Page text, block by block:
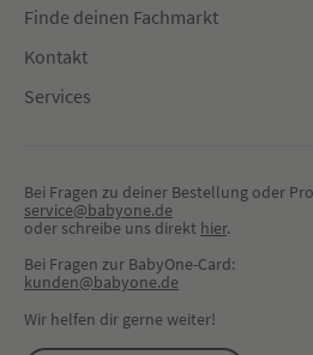
Finde deinen Fachmarkt
Kontakt
Services
Bei Fragen zu deiner Bestellung oder
service@babyone.de
oder schreibe uns direkt hier.
Bei Fragen zur BabyOne-Card:
kunden@babyone.de
Wir helfen dir gerne weiter!